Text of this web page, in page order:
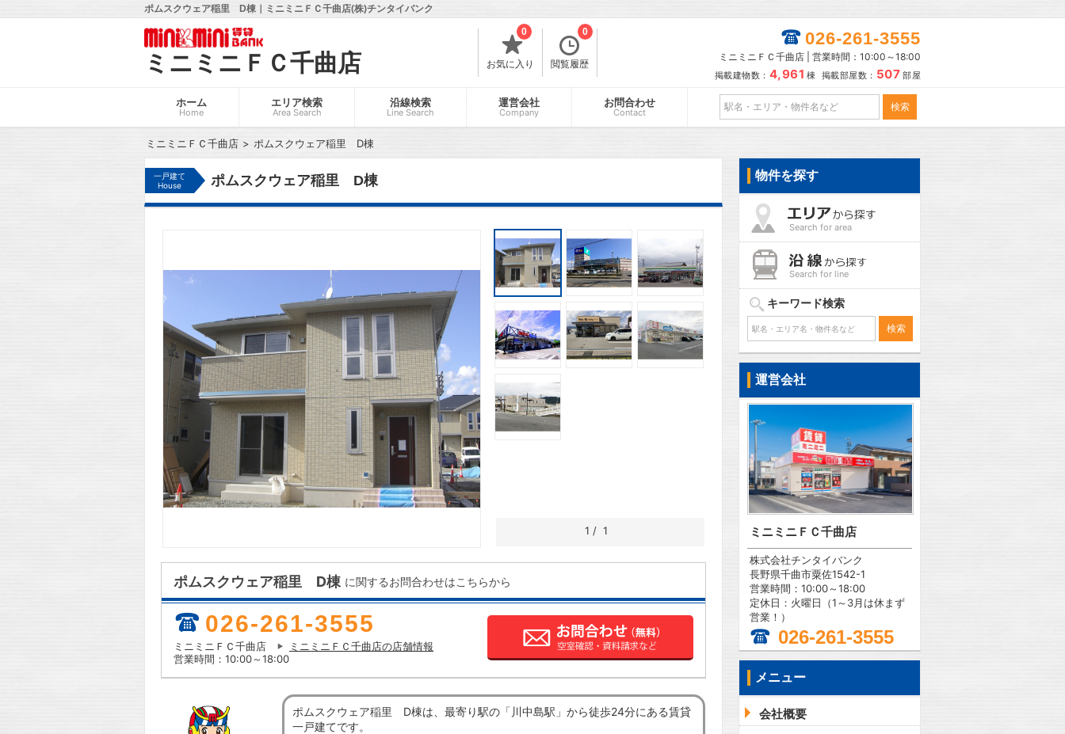
ポムスクウェア稲里 D棟｜ミニミニＦＣ千曲店(株)チンタイバンク
ミニミニＦＣ千曲店 お気に入り
0
閲覧履歴
0 026-261-3555
ミニミニＦＣ千曲店 | 営業時間：10:00～18:00
掲載建物数： 4,961 棟 掲載部屋数： 507 部屋
ホーム
Home
エリア検索
Area Search
沿線検索
Line Search
運営会社
Company
お問合わせ
Contact
ミニミニＦＣ千曲店 ポムスクウェア稲里 D棟
一戸建て
House
ポムスクウェア稲里 D棟
1 / 1
ポムスクウェア稲里 D棟 に関するお問合わせはこちらから
026-261-3555
ミニミニＦＣ千曲店
ミニミニＦＣ千曲店の店舗情報
営業時間：10:00～18:00
ポムスクウェア稲里 D棟は、最寄り駅の「川中島駅」から徒歩24分にある賃貸
一戸建てです。
物件を探す
Search for area
Search for line
キーワード検索
運営会社
ミニミニＦＣ千曲店
株式会社チンタイバンク
長野県千曲市粟佐1542-1
営業時間：10:00～18:00
定休日：火曜日（1～3月は休まず
営業！）
026-261-3555
メニュー
会社概要